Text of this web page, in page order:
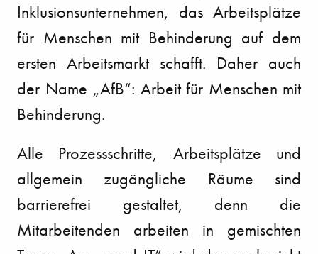
Inklusionsunternehmen, das Arbeitsplätze
für Menschen mit Behinderung auf dem
ersten Arbeitsmarkt schafft. Daher auch
der Name „AfB“: Arbeit für Menschen mit
Behinderung.
Alle Prozessschritte, Arbeitsplätze und
allgemein zugängliche Räume sind
barrierefrei gestaltet, denn die
Mitarbeitenden arbeiten in gemischten